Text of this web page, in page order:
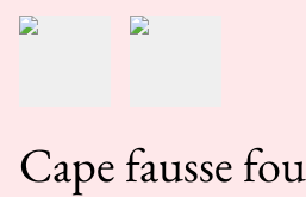
Cape fausse